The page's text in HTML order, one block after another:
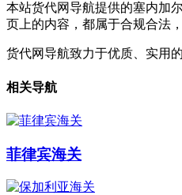
本站货代网导航提供的塞内加
页上的内容，都属于合规合法
货代网导航致力于优质、实用
相关导航
菲律宾海关